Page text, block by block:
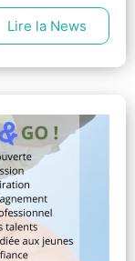
Lire la News